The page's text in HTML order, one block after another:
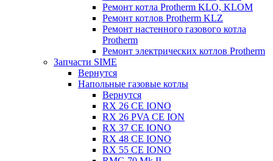
Ремонт котла Protherm KLO, KLOM
Ремонт котлов Protherm KLZ
Ремонт настенного газового котла
Protherm
Ремонт электрических котлов Protherm
Запчасти SIME
Вернутся
Напольные газовые котлы
Вернутся
RX 26 CE IONO
RX 26 PVA CE ION
RX 37 CE IONO
RX 48 CE IONO
RX 55 CE IONO